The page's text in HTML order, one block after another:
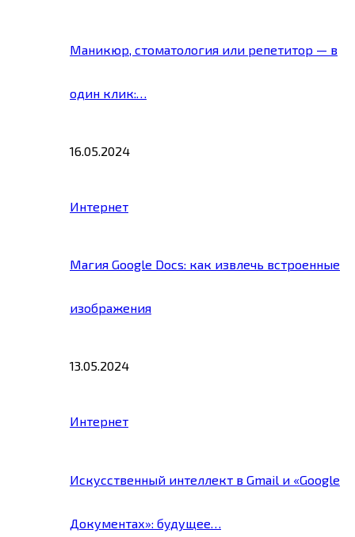
Маникюр, стоматология или репетитор — в
один клик:…
16.05.2024
Интернет
Магия Google Docs: как извлечь встроенные
изображения
13.05.2024
Интернет
Искусственный интеллект в Gmail и «Google
Документах»: будущее…